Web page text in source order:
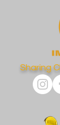
Sharing